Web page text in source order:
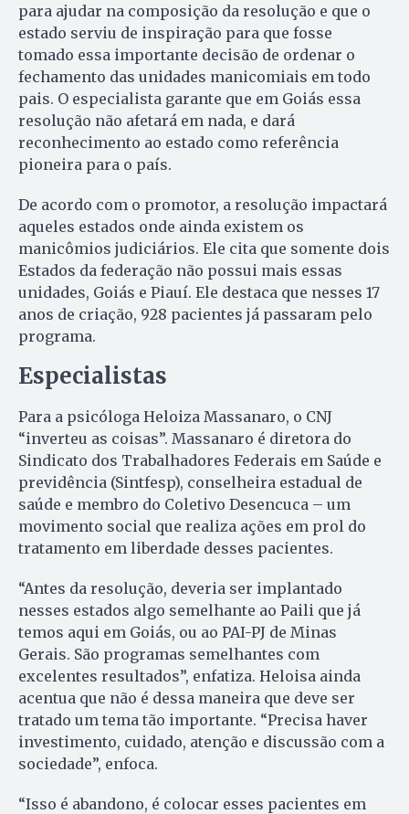
para ajudar na composição da resolução e que o
estado serviu de inspiração para que fosse
tomado essa importante decisão de ordenar o
fechamento das unidades manicomiais em todo
pais. O especialista garante que em Goiás essa
resolução não afetará em nada, e dará
reconhecimento ao estado como referência
pioneira para o país.
De acordo com o promotor, a resolução impactará
aqueles estados onde ainda existem os
manicômios judiciários. Ele cita que somente dois
Estados da federação não possui mais essas
unidades, Goiás e Piauí. Ele destaca que nesses 17
anos de criação, 928 pacientes já passaram pelo
programa.
Especialistas
Para a psicóloga Heloiza Massanaro, o CNJ
“inverteu as coisas”. Massanaro é diretora do
Sindicato dos Trabalhadores Federais em Saúde e
previdência (Sintfesp), conselheira estadual de
saúde e membro do Coletivo Desencuca – um
movimento social que realiza ações em prol do
tratamento em liberdade desses pacientes.
“Antes da resolução, deveria ser implantado
nesses estados algo semelhante ao Paili que já
temos aqui em Goiás, ou ao PAI-PJ de Minas
Gerais. São programas semelhantes com
excelentes resultados”, enfatiza. Heloisa ainda
acentua que não é dessa maneira que deve ser
tratado um tema tão importante. “Precisa haver
investimento, cuidado, atenção e discussão com a
sociedade”, enfoca.
“Isso é abandono, é colocar esses pacientes em